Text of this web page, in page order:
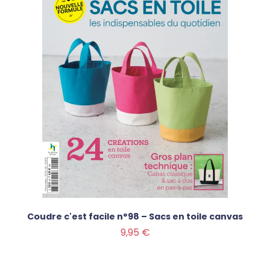
Coudre c'est facile n°98 – Sacs en toile canvas
9,95 €